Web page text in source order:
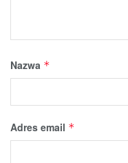
Nazwa *
Adres email *